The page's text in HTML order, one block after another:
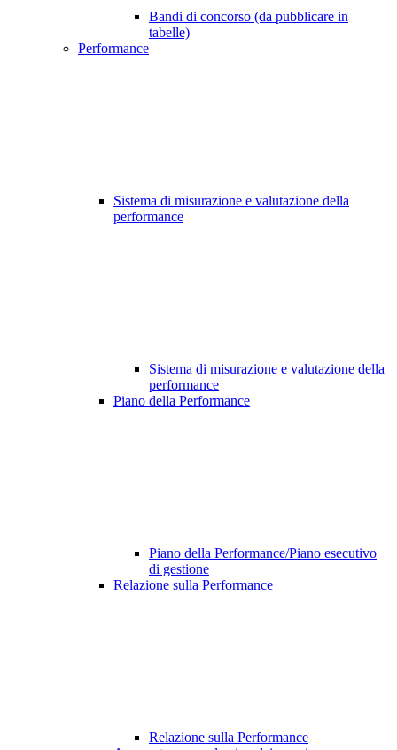
Bandi di concorso (da pubblicare in
tabelle)
Performance
Sistema di misurazione e valutazione della
performance
Sistema di misurazione e valutazione della
performance
Piano della Performance
Piano della Performance/Piano esecutivo
di gestione
Relazione sulla Performance
Relazione sulla Performance